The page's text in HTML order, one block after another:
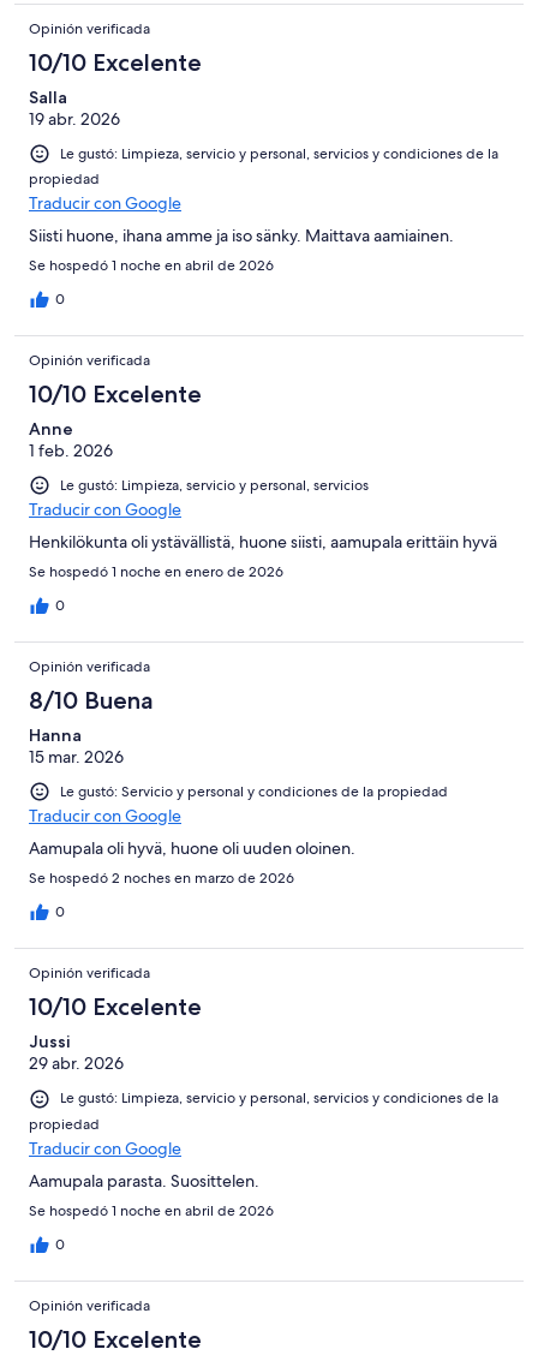
Opinión verificada
10/10 Excelente
Salla
19 abr. 2026
Le gustó: Limpieza, servicio y personal, servicios y condiciones de la
propiedad
Traducir con Google
Siisti huone, ihana amme ja iso sänky. Maittava aamiainen.
Se hospedó 1 noche en abril de 2026
0
Opinión verificada
10/10 Excelente
Anne
1 feb. 2026
Le gustó: Limpieza, servicio y personal, servicios
Traducir con Google
Henkilökunta oli ystävällistä, huone siisti, aamupala erittäin hyvä
Se hospedó 1 noche en enero de 2026
0
Opinión verificada
8/10 Buena
Hanna
15 mar. 2026
Le gustó: Servicio y personal y condiciones de la propiedad
Traducir con Google
Aamupala oli hyvä, huone oli uuden oloinen.
Se hospedó 2 noches en marzo de 2026
0
Opinión verificada
10/10 Excelente
Jussi
29 abr. 2026
Le gustó: Limpieza, servicio y personal, servicios y condiciones de la
propiedad
Traducir con Google
Aamupala parasta. Suosittelen.
Se hospedó 1 noche en abril de 2026
0
Opinión verificada
10/10 Excelente